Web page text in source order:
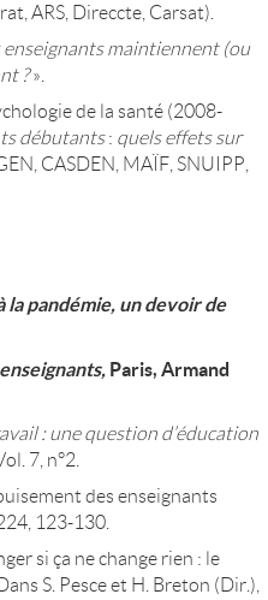
ARS, Direccte, Carsat).
enseignants maintiennent (ou
?».
de la santé (2008-
débutants: quels effets sur
CASDEN, MAÏF, SNUIPP,
la pandémie, un devoir de
Paris, Armand
: une question d’éducation
7, n°2.
des enseignants
123-130.
si ça ne change rien : le
S. Pesce et H. Breton (Dir.),